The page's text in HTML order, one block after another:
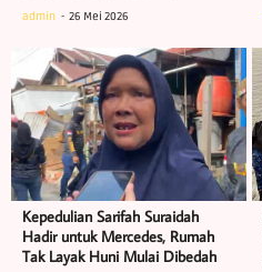
admin 26 Mei 2026
Kepedulian Sarifah Suraidah
Hadir untuk Mercedes, Rumah
Tak Layak Huni Mulai Dibedah